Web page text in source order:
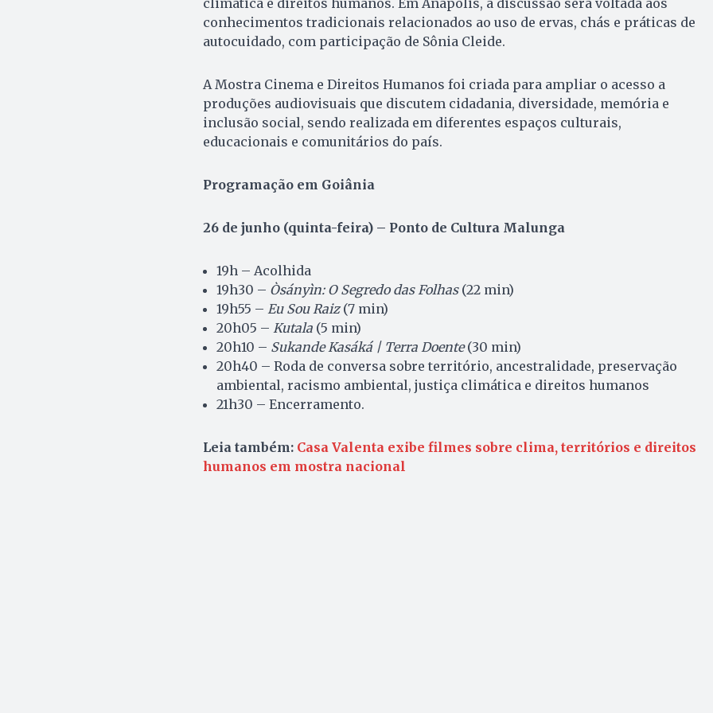
climática e direitos humanos. Em Anápolis, a discussão será voltada aos
conhecimentos tradicionais relacionados ao uso de ervas, chás e práticas de
autocuidado, com participação de Sônia Cleide.
A Mostra Cinema e Direitos Humanos foi criada para ampliar o acesso a
produções audiovisuais que discutem cidadania, diversidade, memória e
inclusão social, sendo realizada em diferentes espaços culturais,
educacionais e comunitários do país.
Programação em Goiânia
26 de junho (quinta-feira) – Ponto de Cultura Malunga
19h – Acolhida
19h30 – Òsányìn: O Segredo das Folhas(22 min)
19h55 – Eu Sou Raiz(7 min)
20h05 – Kutala(5 min)
20h10 – Sukande Kasáká | Terra Doente(30 min)
20h40 – Roda de conversa sobre território, ancestralidade, preservação
ambiental, racismo ambiental, justiça climática e direitos humanos
21h30 – Encerramento.
Leia também: Casa Valenta exibe filmes sobre clima, territórios e direitos
humanos em mostra nacional